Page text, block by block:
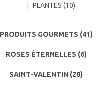
PLANTES (10)
PRODUITS GOURMETS (41)
ROSES ÉTERNELLES (6)
SAINT-VALENTIN (28)